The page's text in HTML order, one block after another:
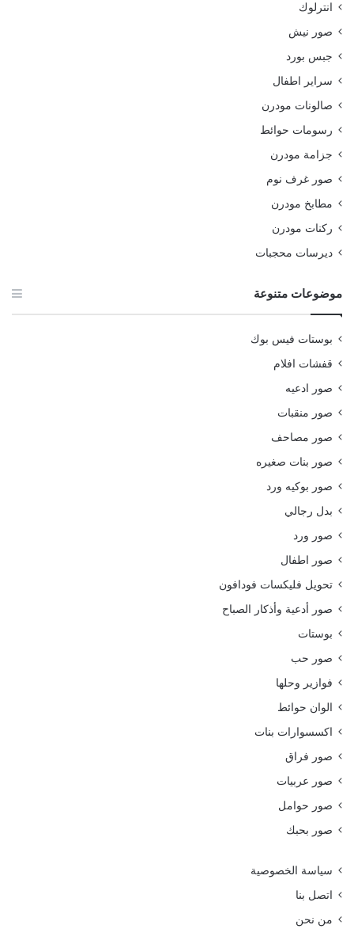
انترلوك
صور نيش
جبس بورد
سراير اطفال
صالونات مودرن
رسومات حوائط
جزامة مودرن
صور غرف نوم
مطابخ مودرن
ركنات مودرن
ديرسات محجبات
موضوعات متنوعة
بوستات فيس بوك
قفشات افلام
صور ادعيه
صور منقبات
صور مصاحف
صور بنات صغيره
صور بوكيه ورد
بدل رجالي
صور ورد
صور اطفال
تحويل فليكسات فودافون
صور أدعية وأذكار الصباح
بوستات
صور حب
فوازير وحلها
الوان حوائط
اكسسوارات بنات
صور فراق
صور عربيات
صور حوامل
صور بحبك
سياسة الخصوصية
اتصل بنا
من نحن